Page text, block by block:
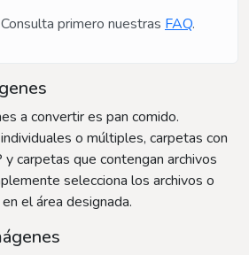
primero nuestras FAQ.
a convertir es pan comido.
o múltiples, carpetas con
y carpetas que contengan archivos
selecciona los archivos o
el área designada.